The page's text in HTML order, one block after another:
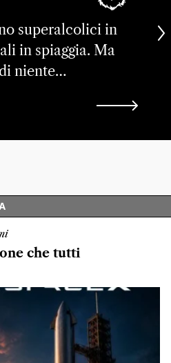
superalcolici in
in spiaggia. Ma
niente…
che tutti